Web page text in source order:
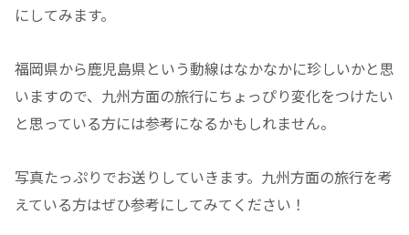
にしてみます。
福岡県から鹿児島県という動線はなかなかに珍しいかと思
いますので、九州方面の旅行にちょっぴり変化をつけたい
と思っている方には参考になるかもしれません。
写真たっぷりでお送りしていきます。九州方面の旅行を考
えている方はぜひ参考にしてみてください！